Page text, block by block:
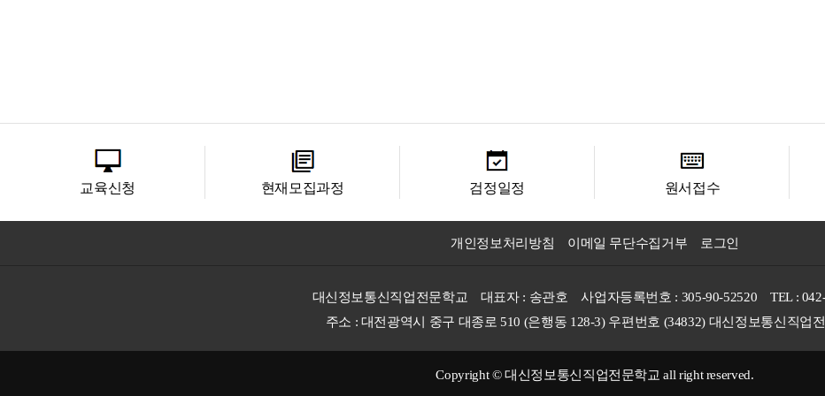
교육신청 현재모집과정 검정일정 원서접수
개인정보처리방침 이메일 무단수집거부 로그인
대신정보통신직업전문학교 대표자 : 송관호 사업자등록번호 : 305-90-52520
TEL :
주소 : 대전광역시 중구 대종로 510 (은행동 128-3) 우편번호 (34832) 대신정보통신직업
Copyright © 대신정보통신직업전문학교 all right reserved.